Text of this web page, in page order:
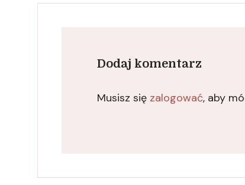
Dodaj komentarz
Musisz się zalogować, aby